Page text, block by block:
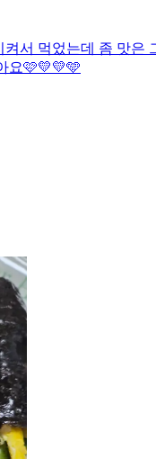
서 먹었는데 좀 맛
요🩷💛💛🩵